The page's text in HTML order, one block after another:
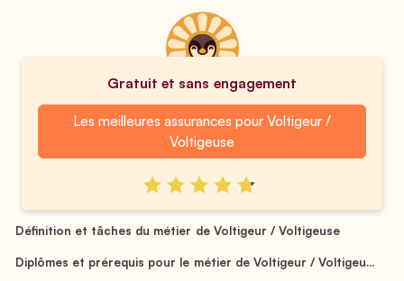
Gratuit et sans engagement
Les meilleures assurances pour Voltigeur /
Voltigeuse
Définition et tâches du métier de Voltigeur / Voltigeuse
Diplômes et prérequis pour le métier de Voltigeur / Voltigeu...